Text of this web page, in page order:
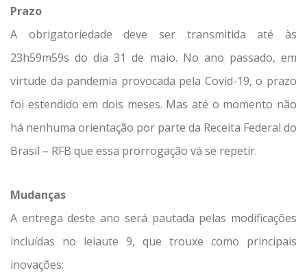
Prazo
A obrigatoriedade deve ser transmitida até às
23h59m59s do dia 31 de maio. No ano passado, em
virtude da pandemia provocada pela Covid-19, o prazo
foi estendido em dois meses. Mas até o momento não
há nenhuma orientação por parte da Receita Federal do
Brasil – RFB que essa prorrogação vá se repetir.
Mudanças
A entrega deste ano será pautada pelas modificações
incluídas no leiaute 9, que trouxe como principais
inovações: